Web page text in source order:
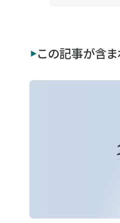
この記事が含